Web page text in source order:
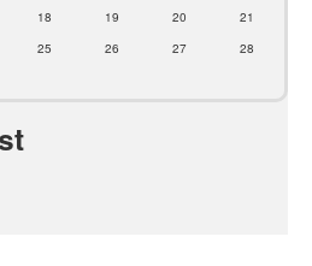
18 19 20
21
25 26 27
28